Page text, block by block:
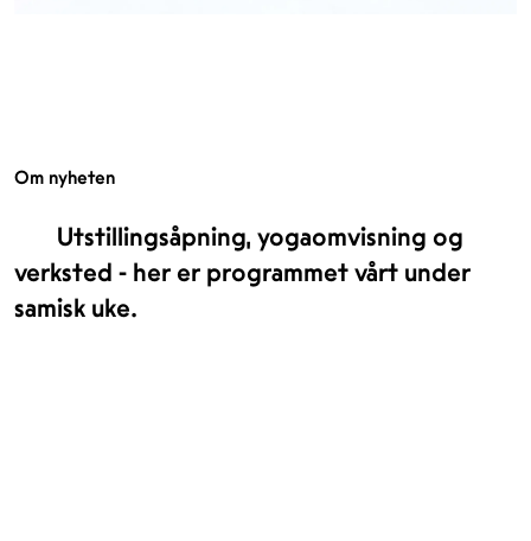
Om nyheten
Utstillingsåpning, yogaomvisning og
verksted - her er programmet vårt under
samisk uke.